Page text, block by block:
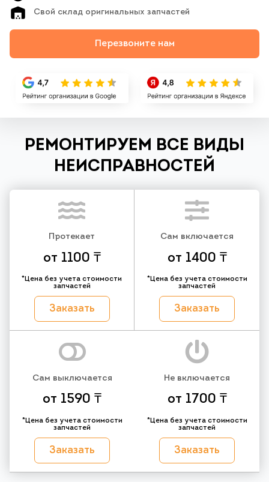
Свой склад оригинальных запчастей
Перезвоните нам
РЕМОНТИРУЕМ ВСЕ ВИДЫ
НЕИСПРАВНОСТЕЙ
Протекает
от 1100 ₸
*Цена без учета стоимости
запчастей
Заказать
Сам включается
от 1400 ₸
*Цена без учета стоимости
запчастей
Заказать
Сам выключается
от 1590 ₸
*Цена без учета стоимости
запчастей
Заказать
Не включается
от 1700 ₸
*Цена без учета стоимости
запчастей
Заказать